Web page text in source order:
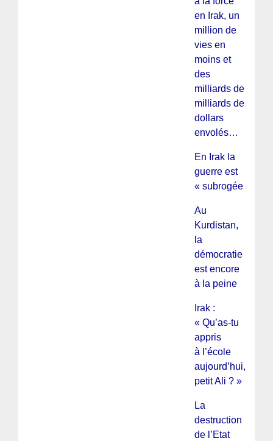
en Irak, un
million de
vies en
moins et
des
milliards de
milliards de
dollars
envolés…
En Irak la
guerre est
« subrogée »
Au
Kurdistan,
la
démocratie
est encore
à la peine
Irak :
« Qu’as-tu
appris
à l’école
aujourd’hui,
petit Ali ? »
La
destruction
de l’Etat